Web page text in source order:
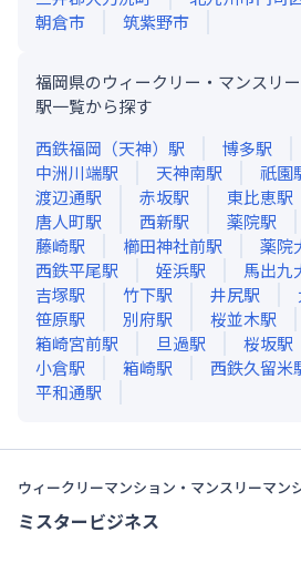
朝倉市
筑紫野市
福岡県のウィークリー・マンスリ
駅一覧から探す
西鉄福岡（天神） 駅 博多駅
中洲川端駅 天神南駅 祇園
渡辺通駅 赤坂駅 東比恵駅
唐人町駅 西新駅 薬院駅
藤崎駅 櫛田神社前駅 薬院
西鉄平尾駅 姪浜駅 馬出九
吉塚駅 竹下駅 井尻駅
笹原駅 別府駅 桜並木駅
箱崎宮前駅 旦過駅 桜坂駅
小倉駅 箱崎駅 西鉄久留米
平和通駅
ウィークリーマンション・マンスリーマン
ミスタービジネス